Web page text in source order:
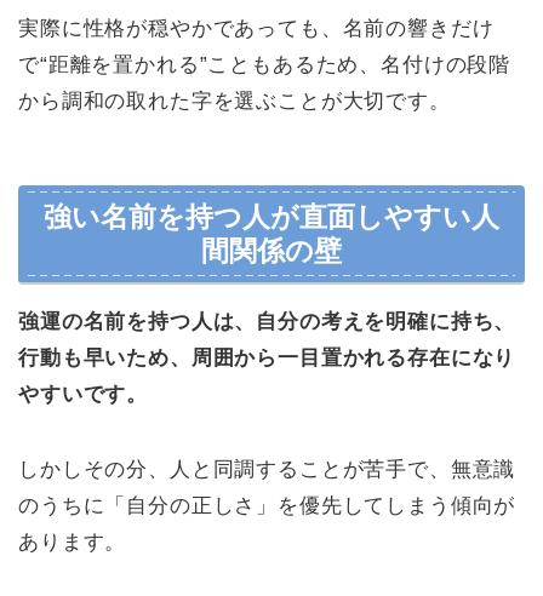
実際に性格が穏やかであっても、名前の響きだけ
で“距離を置かれる”こともあるため、名付けの段階
から調和の取れた字を選ぶことが大切です。
強い名前を持つ人が直面しやすい人
間関係の壁
強運の名前を持つ人は、自分の考えを明確に持ち、
行動も早いため、周囲から一目置かれる存在になり
やすいです。
しかしその分、人と同調することが苦手で、無意識
のうちに「自分の正しさ」を優先してしまう傾向が
あります。